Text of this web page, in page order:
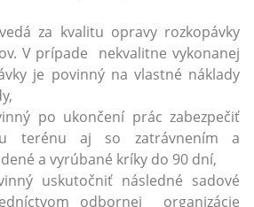
za kvalitu opravy rozkopávky
V prípade nekvalitne vykonanej
je povinný na vlastné náklady
po ukončení prác zabezpečiť
terénu aj so zatrávnením a
a vyrúbané kríky do 90 dní,
uskutočniť následné sadové
odbornej organizácie